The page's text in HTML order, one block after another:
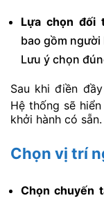
Lựa chọn đối
bao gồm
Lưu ý chọn
Sau khi điền
Hệ thống sẽ
khởi hành có sẵn.
Chọn vị trí
Chọn chuyến